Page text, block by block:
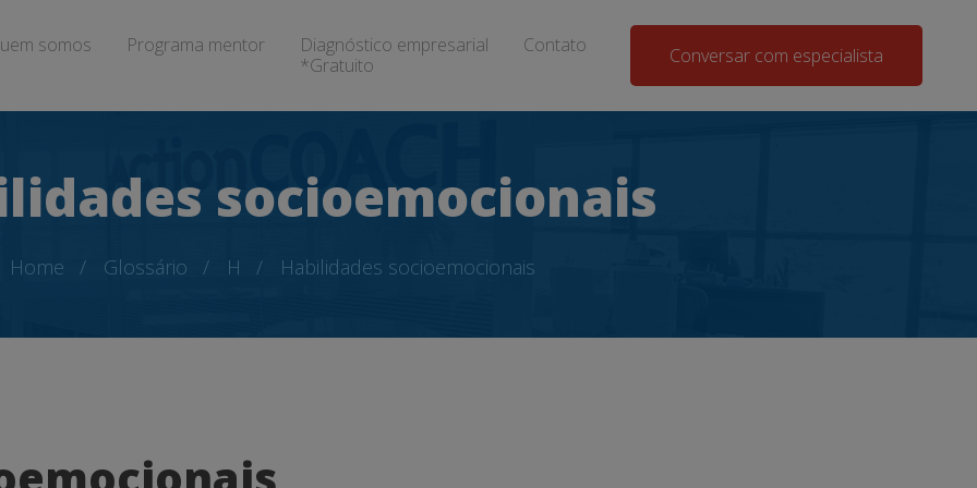
somos Programa mentor
Diagnóstico empresarial
*Gratuito
Contato Conversar com especialista
socioemocionais
Home Glossário H Habilidades socioemocionais